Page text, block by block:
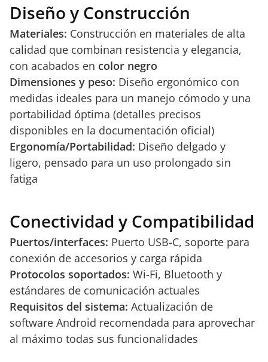
Diseño y Construcción
Materiales: Construcción en materiales de alta
calidad que combinan resistencia y elegancia,
con acabados en color negro
Dimensiones y peso: Diseño ergonómico con
medidas ideales para un manejo cómodo y una
portabilidad óptima (detalles precisos
disponibles en la documentación oficial)
Ergonomía/Portabilidad: Diseño delgado y
ligero, pensado para un uso prolongado sin
fatiga
Conectividad y Compatibilidad
Puertos/interfaces: Puerto USB-C, soporte para
conexión de accesorios y carga rápida
Protocolos soportados: Wi-Fi, Bluetooth y
estándares de comunicación actuales
Requisitos del sistema: Actualización de
software Android recomendada para aprovechar
al máximo todas sus funcionalidades